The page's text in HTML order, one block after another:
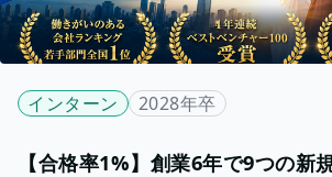
インターン 2028年卒
【合格率1%】創業6年で9つの新